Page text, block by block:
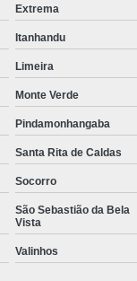
Rastreador
Rastreador
Rastreador
Rastreador
Empresa
Extrema
Itanhandu
Limeira
Monte Verde
Pindamonhangaba
Santa Rita de Caldas
Socorro
São Sebastião da Bela
Vista
Valinhos